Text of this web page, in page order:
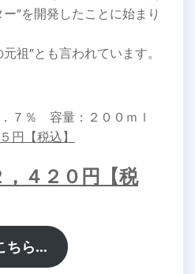
”を開発したことに始まり
祖”とも言われています。
７％ 容量：２００ｍｌ
円【税込】
４２０円【税
ちら…